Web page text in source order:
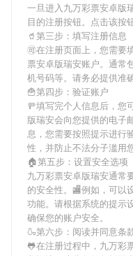
一旦进入九万彩票安卓版
目的注册按钮。点击该按
🥤第三步：填写注册信息
🉑在注册页面上，您需要
票安卓版瑞安账户。通常
机号码等。请务必提供准
🍟第四步：验证账户
🚥填写完个人信息后，您
版瑞安会向您提供的电子
息，您需要按照提示进行
性，并防止不法分子滥用
🏠第五步：设置安全选项
九万彩票安卓版瑞安通常
的安全性。🏬例如，可以
功能。请根据系统的提示
确保您的账户安全。
🍶第六步：阅读并同意条
🐸在注册过程中， 九万彩